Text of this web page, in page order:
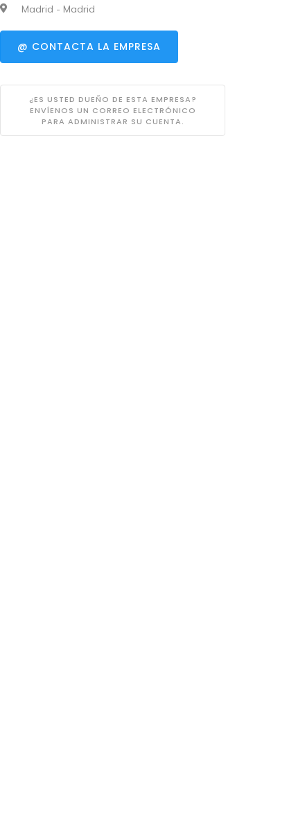
Madrid - Madrid
@ CONTACTA LA EMPRESA
¿ES USTED DUEÑO DE ESTA EMPRESA?
ENVÍENOS UN CORREO ELECTRÓNICO
PARA ADMINISTRAR SU CUENTA.